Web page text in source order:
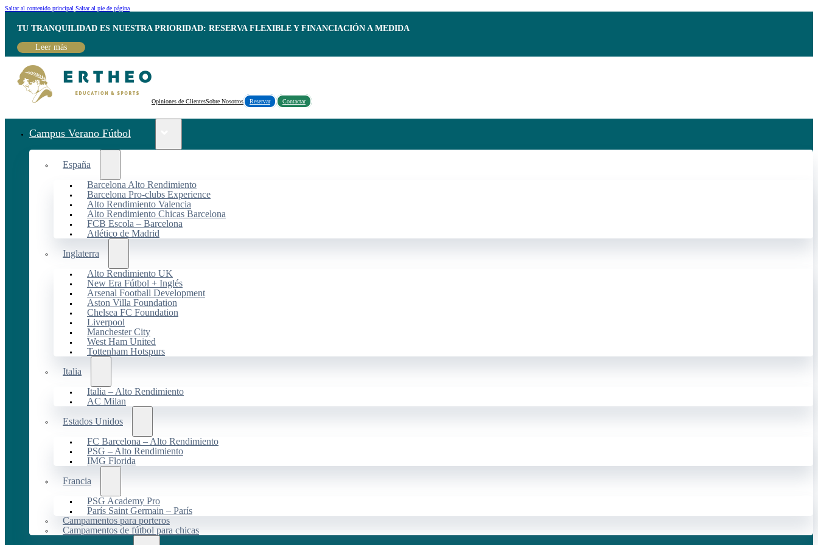
Saltar al contenido principal Saltar al pie de página
TU TRANQUILIDAD ES NUESTRA PRIORIDAD: RESERVA FLEXIBLE Y FINANCIACIÓN A MEDIDA
Leer más
Opiniones de ClientesSobre Nosotros Reservar Contactar
Campus Verano Fútbol
España
Barcelona Alto Rendimiento
Barcelona Pro-clubs Experience
Alto Rendimiento Valencia
Alto Rendimiento Chicas Barcelona
FCB Escola – Barcelona
Atlético de Madrid
Inglaterra
Alto Rendimiento UK
New Era Fútbol + Inglés
Arsenal Football Development
Aston Villa Foundation
Chelsea FC Foundation
Liverpool
Manchester City
West Ham United
Tottenham Hotspurs
Italia
Italia – Alto Rendimiento
AC Milan
Estados Unidos
FC Barcelona – Alto Rendimiento
PSG – Alto Rendimiento
IMG Florida
Francia
PSG Academy Pro
París Saint Germain – París
Campamentos para porteros
Campamentos de fútbol para chicas